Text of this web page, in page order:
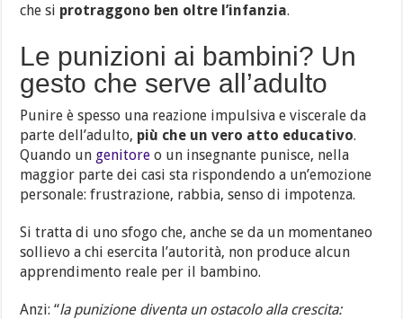
che si protraggono ben oltre l’infanzia.
Le punizioni ai bambini? Un
gesto che serve all’adulto
Punire è spesso una reazione impulsiva e viscerale da
parte dell’adulto, più che un vero atto educativo.
Quando un genitore o un insegnante punisce, nella
maggior parte dei casi sta rispondendo a un’emozione
personale: frustrazione, rabbia, senso di impotenza.
Si tratta di uno sfogo che, anche se da un momentaneo
sollievo a chi esercita l’autorità, non produce alcun
apprendimento reale per il bambino.
Anzi: “la punizione diventa un ostacolo alla crescita: